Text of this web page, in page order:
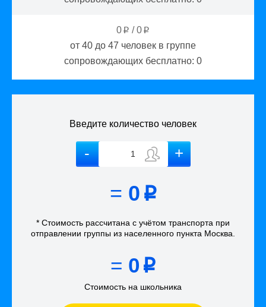
0 p /0 p
от 40 до 47 человек в группе
сопровождающих бесплатно: 0
Введите количество человек
= 0 p
* Стоимость рассчитана с учётом транспорта при
отправлении группы из населенного пункта Москва
= 0 p
Стоимость на школьника